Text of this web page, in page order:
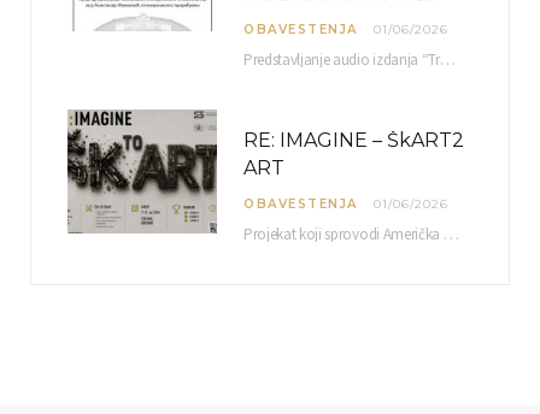
OBAVESTENJA 01/06/2026
Predstavljanje audio izdanja “Tradicionalna muzika okoline Niša” organizuje se u okviru projekta O-10-17 Muzičko nasleđe jugoistočne…
RE: IMAGINE – ŠkART2
ART
OBAVESTENJA 01/06/2026
Projekat koji sprovodi Američka privredna komora uz podrŝku kompanije Philip Morris International, sa ciljem povezivanja…